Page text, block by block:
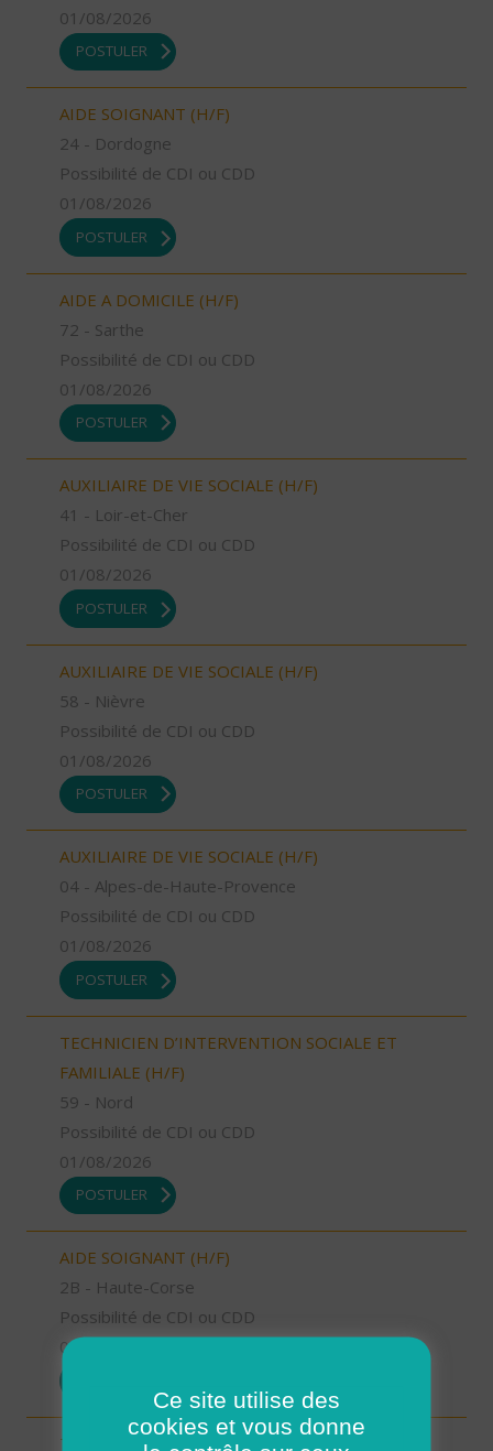
01/08/2026
POSTULER
AIDE SOIGNANT (H/F)
24 - Dordogne
Possibilité de CDI ou CDD
01/08/2026
POSTULER
AIDE A DOMICILE (H/F)
72 - Sarthe
Possibilité de CDI ou CDD
01/08/2026
POSTULER
AUXILIAIRE DE VIE SOCIALE (H/F)
41 - Loir-et-Cher
Possibilité de CDI ou CDD
01/08/2026
POSTULER
AUXILIAIRE DE VIE SOCIALE (H/F)
58 - Nièvre
Possibilité de CDI ou CDD
01/08/2026
POSTULER
AUXILIAIRE DE VIE SOCIALE (H/F)
04 - Alpes-de-Haute-Provence
Possibilité de CDI ou CDD
01/08/2026
POSTULER
TECHNICIEN D’INTERVENTION SOCIALE ET
FAMILIALE (H/F)
59 - Nord
Possibilité de CDI ou CDD
01/08/2026
POSTULER
AIDE SOIGNANT (H/F)
2B - Haute-Corse
Possibilité de CDI ou CDD
01/08/2026
TECHNICIEN D’INTERVENTION SOCIALE ET
Ce site utilise des
cookies et vous donne